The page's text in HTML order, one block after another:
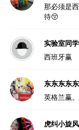
那必须是
待😚
实验室同
西班牙赢
东东东东
英格兰赢
虎纠小旋风